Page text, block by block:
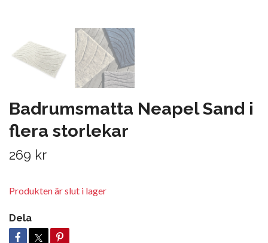
Badrumsmatta Neapel Sand i
flera storlekar
269 kr
Produkten är slut i lager
Dela